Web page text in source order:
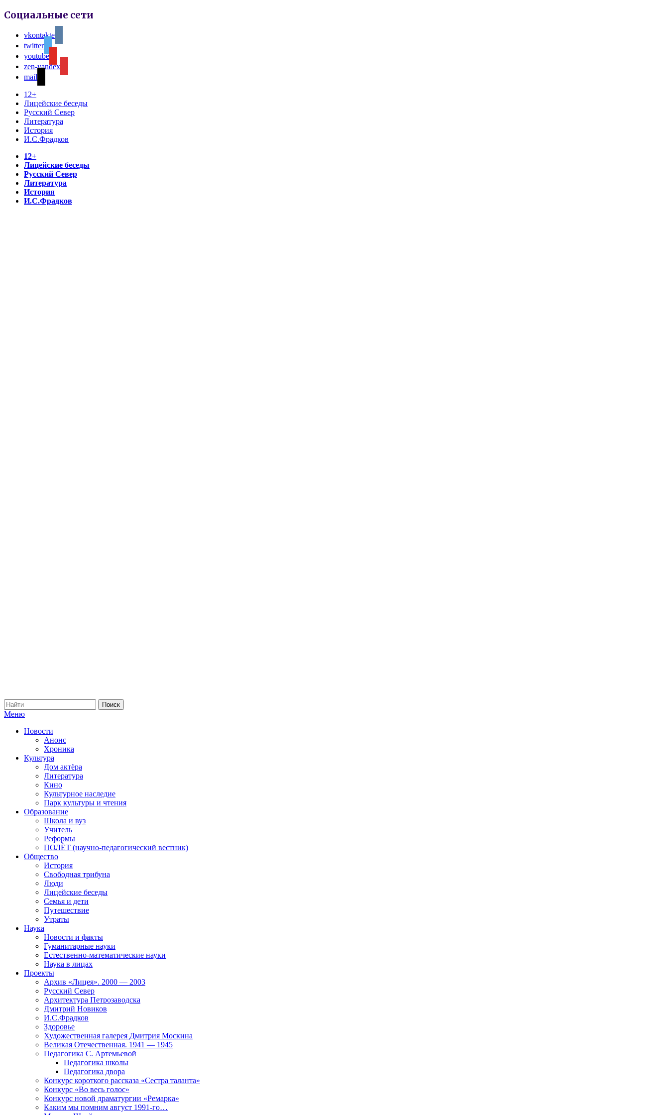
Социальные сети
vkontakte
twitter
youtube
zen-yandex
mail
12+
Лицейские беседы
Русский Север
Литература
История
И.С.Фрадков
12+
Лицейские беседы
Русский Север
Литература
История
И.С.Фрадков
Меню
Новости
Анонс
Хроника
Культура
Дом актёра
Литература
Кино
Культурное наследие
Парк культуры и чтения
Образование
Школа и вуз
Учитель
Реформы
ПОЛЁТ (научно-педагогический вестник)
Общество
История
Свободная трибуна
Люди
Лицейские беседы
Семья и дети
Путешествие
Утраты
Наука
Новости и факты
Гуманитарные науки
Естественно-математические науки
Наука в лицах
Проекты
Архив «Лицея». 2000 — 2003
Русский Север
Архитектура Петрозаводска
Дмитрий Новиков
И.С.Фрадков
Здоровье
Художественная галерея Дмитрия Москина
Великая Отечественная. 1941 — 1945
Педагогика С. Артемьевой
Педагогика школы
Педагогика двора
Конкурс короткого рассказа «Сестра таланта»
Конкурс «Во весь голос»
Конкурс новой драматургии «Ремарка»
Каким мы помним август 1991-го…